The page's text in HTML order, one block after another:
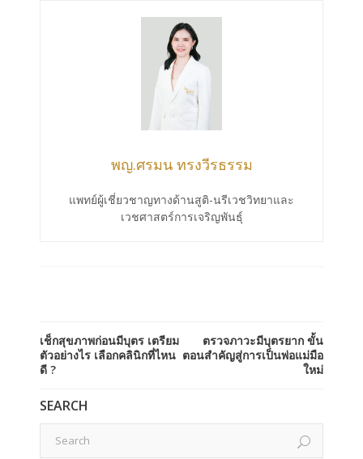
พญ.ศรมน ทรงวีรธรรม
แพทย์ผู้เชี่ยวชาญทางด้านสูติ-นรีเวชวิทยาและ
เวชศาสตร์การเจริญพันธุ์
เช็กสุขภาพก่อนมีบุตร เตรียม
ตัวอย่างไร เลือกคลินิกที่ไหน
ดี ?
ตรวจภาวะมีบุตรยาก ขั้น
ตอนสำคัญสู่การเป็นพ่อแม่มือ
ใหม่
SEARCH